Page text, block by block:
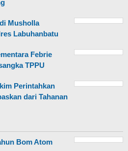
Musholla
Labuhanbatu
Febrie
TPPU
Perintahkan
dari Tahanan
Bom Atom